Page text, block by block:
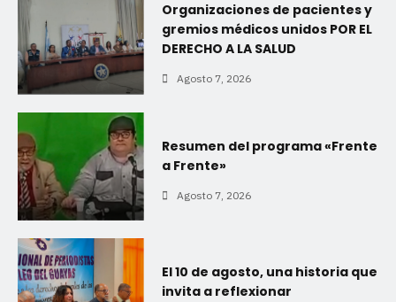
Organizaciones de pacientes y
gremios médicos unidos POR EL
DERECHO A LA SALUD
Agosto 7, 2026
Resumen del programa «Frente
a Frente»
Agosto 7, 2026
El 10 de agosto, una historia que
invita a reflexionar